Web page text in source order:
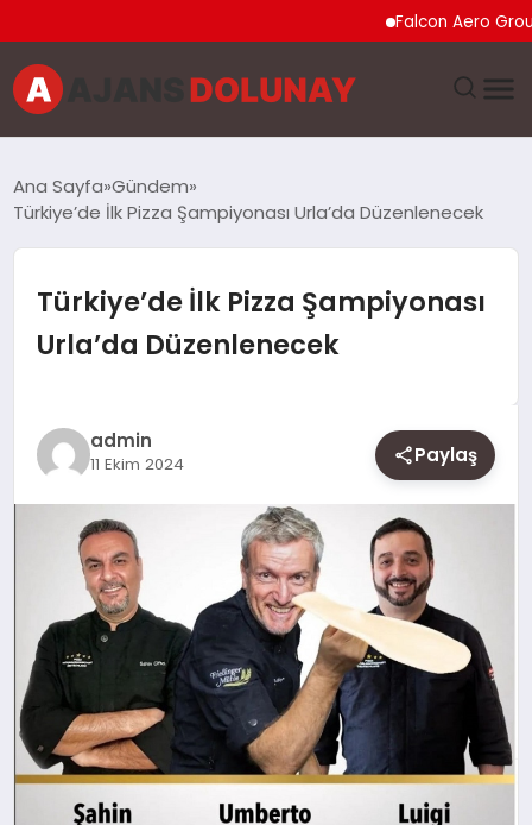
Falcon Aero Group,
EĞITIM
EKONOMI
GENEL
MAGAZIN
SAĞLIK
SIYASET
SPOR
YAŞAM
Ana Sayfa Gündem
Türkiye’de İlk Pizza Şampiyonası Urla’da Düzenlenecek
Türkiye’de İlk Pizza Şampiyonası
Urla’da Düzenlenecek
admin
11 Ekim 2024 Paylaş